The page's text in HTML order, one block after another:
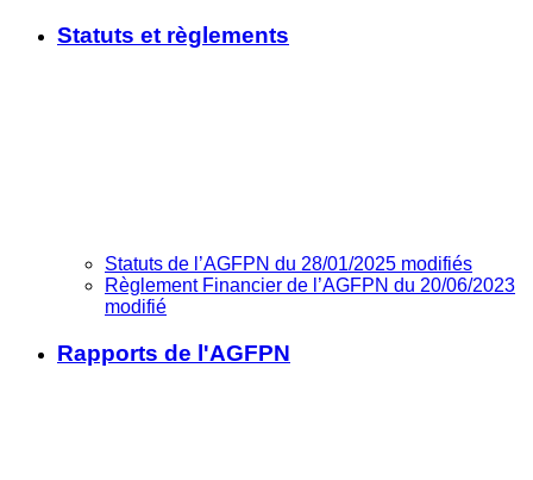
Statuts et règlements
Statuts de l’AGFPN du 28/01/2025 modifiés
Règlement Financier de l’AGFPN du 20/06/2023
modifié
Rapports de l'AGFPN